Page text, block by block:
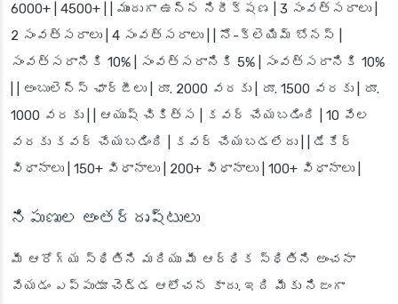
6000+ | 4500+ | | ముందుగా ఉన్న నిరీక్షణ | 3 సంవత్సరాలు |
2 సంవత్సరాలు | 4 సంవత్సరాలు | | నో-క్లెయిమ్ బోనస్ |
సంవత్సరానికి 10% | సంవత్సరానికి 5% | సంవత్సరానికి 10%
| | అంబులెన్స్ ఛార్జీలు | రూ. 2000 వరకు | రూ. 1500 వరకు | రూ.
1000 వరకు | | ఆయుష్ చికిత్స | కవర్ చేయబడింది | 10 వేల
వరకు కవర్ చేయబడింది | కవర్ చేయబడలేదు | | డేకేర్
విధానాలు | 150+ విధానాలు | 200+ విధానాలు | 100+ విధానాలు |
నిపుణుల అంతర్దృష్టులు
మీ ఆరోగ్య స్థితిని మరియు మీ ఆర్థిక స్థితిని అంచనా
వేయడం ఎప్పుడూ చెడ్డ ఆలోచన కాదు. ఇది మీకు నిజంగా